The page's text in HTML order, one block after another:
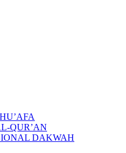
QUR’AN
DAKWAH